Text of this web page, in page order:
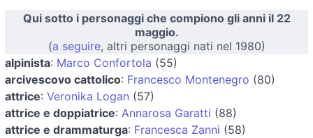
Qui sotto i personaggi che compiono gli anni il 22
maggio.
(a seguire, altri personaggi nati nel 1980)
alpinista: Marco Confortola (55)
arcivescovo cattolico: Francesco Montenegro (80)
attrice: Veronika Logan (57)
attrice e doppiatrice: Annarosa Garatti (88)
attrice e drammaturga: Francesca Zanni (58)